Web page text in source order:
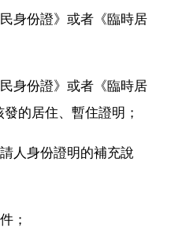
身份證》或者《臨時居
身份證》或者《臨時居
的居住、暫住證明；
人身份證明的補充說
；